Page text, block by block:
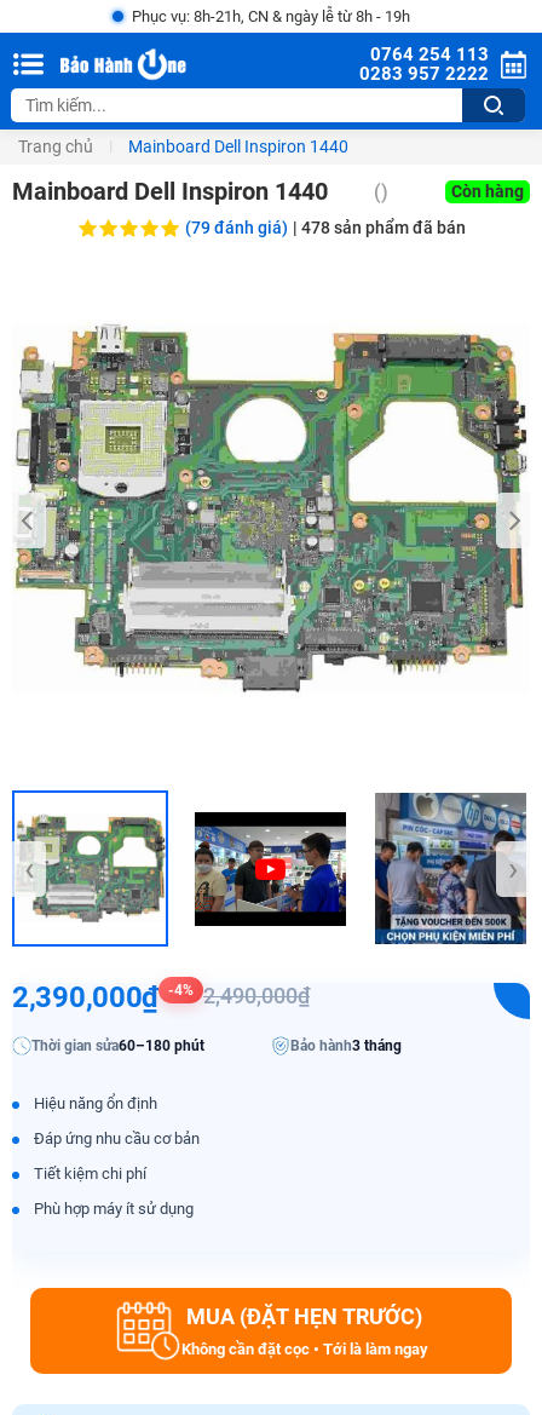
Phục vụ: 8h-21h, CN & ngày lễ từ 8h - 19h
0764 254 113
0283 957 2222
Trang chủ Mainboard Dell Inspiron 1440
Mainboard Dell Inspiron 1440 ()
Còn hàng
(79 đánh giá) | 478sản phẩm đã bán
‹ ›
2,390,000₫ -4% 2,490,000₫
Thời gian sửa60–180 phút Bảo hành3 tháng
Hiệu năng ổn định
Đáp ứng nhu cầu cơ bản
Tiết kiệm chi phí
Phù hợp máy ít sử dụng
MUA (ĐẶT HẸN TRƯỚC)
Không cần đặt cọc • Tới là làm ngay